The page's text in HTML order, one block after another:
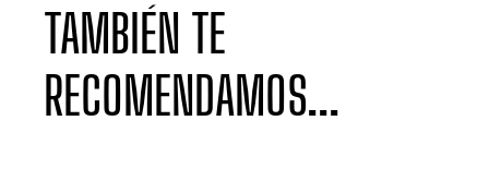
TAMBIÉN TE
RECOMENDAMOS...